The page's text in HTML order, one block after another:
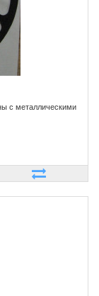
с металлическими